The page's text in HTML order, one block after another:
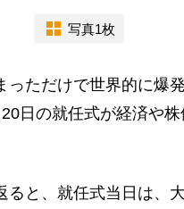
写真1枚
ただけで世界的に爆
日の就任式が経済や
と、就任式当日は、